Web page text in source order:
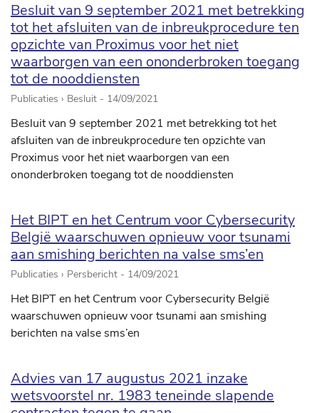
Besluit van 9 september 2021 met betrekking
tot het afsluiten van de inbreukprocedure ten
opzichte van Proximus voor het niet
waarborgen van een ononderbroken toegang
tot de nooddiensten
Publicaties › Besluit - 14/09/2021
Besluit van 9 september 2021 met betrekking tot het
afsluiten van de inbreukprocedure ten opzichte van
Proximus voor het niet waarborgen van een
ononderbroken toegang tot de nooddiensten
Het BIPT en het Centrum voor Cybersecurity
België waarschuwen opnieuw voor tsunami
aan smishing berichten na valse sms’en
Publicaties › Persbericht - 14/09/2021
Het BIPT en het Centrum voor Cybersecurity België
waarschuwen opnieuw voor tsunami aan smishing
berichten na valse sms’en
Advies van 17 augustus 2021 inzake
wetsvoorstel nr. 1983 teneinde slapende